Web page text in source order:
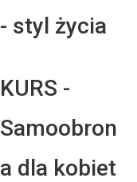
- styl życia
KURS -
Samoobron
a dla kobiet